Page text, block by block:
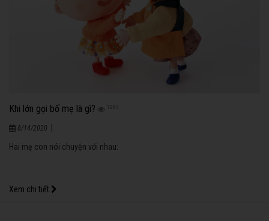
Khi lớn gọi bố mẹ là gì? 1284
8/14/2020
Hai mẹ con nói chuyện với nhau:
Xem chi tiết